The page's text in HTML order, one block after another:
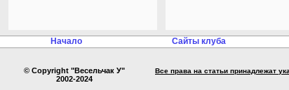
Начало Сайты клуба
© Copyright "Весельчак У"
2002-2024
Все права на статьи принадлежат